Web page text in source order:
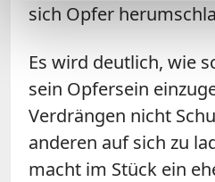
sich Opfer
Es wird deutlich, wie
sein Opfersein
Verdrängen nicht
anderen auf sich zu
macht im Stück ein